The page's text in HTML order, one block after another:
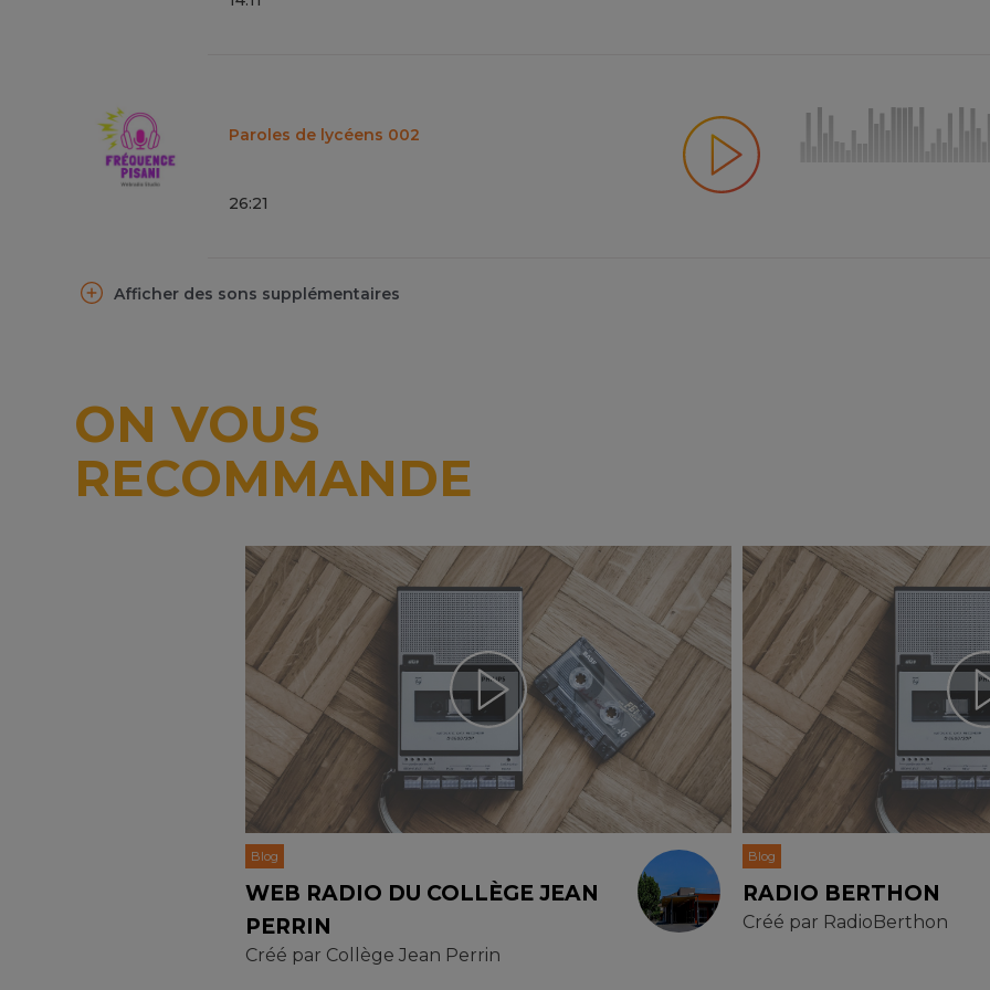
Paroles de lycéens 002
26:21
Afficher des sons supplémentaires
ON VOUS
RECOMMANDE
Blog
WEB RADIO DU COLLÈGE JEAN
PERRIN
Créé par Collège Jean Perrin
Blog
RADIO BERTHON
Créé par RadioBerthon